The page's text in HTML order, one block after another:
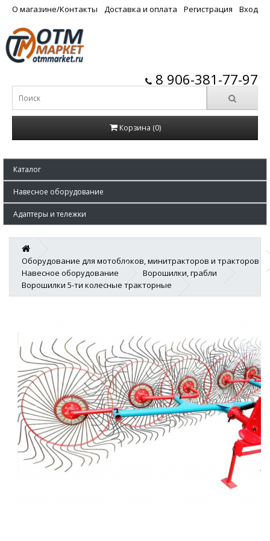
О магазине/Контакты Доставка и оплата Регистрация Вход
8 906-381-77-97
Корзина (0)
Каталог
Навесное оборудование
Адаптеры и тележки
Оборудование для мотоблоков, минитракторов и тракторов
Навесное оборудование
Ворошилки, грабли
Ворошилки 5-ти колесные тракторные